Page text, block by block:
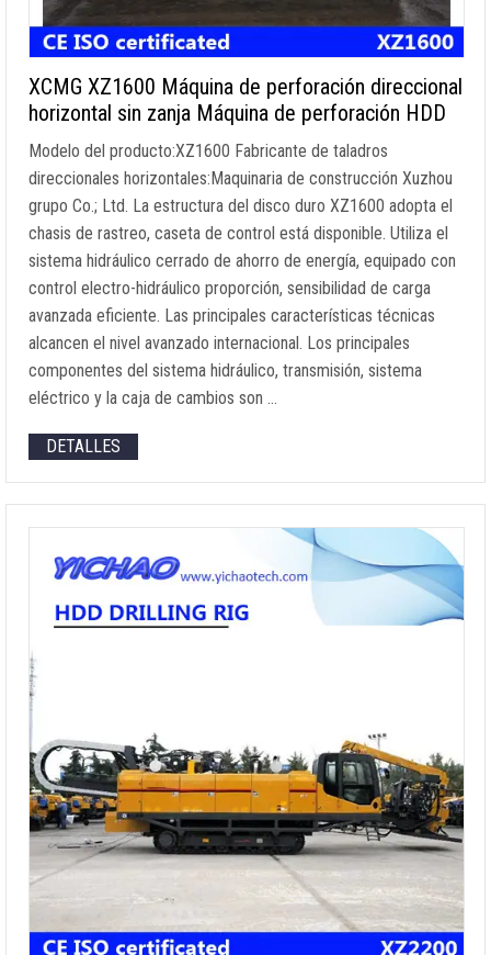
XCMG XZ1600 Máquina de perforación direccional
horizontal sin zanja Máquina de perforación HDD
Modelo del producto:XZ1600 Fabricante de taladros
direccionales horizontales:Maquinaria de construcción Xuzhou
grupo Co.; Ltd. La estructura del disco duro XZ1600 adopta el
chasis de rastreo, caseta de control está disponible. Utiliza el
sistema hidráulico cerrado de ahorro de energía, equipado con
control electro-hidráulico proporción, sensibilidad de carga
avanzada eficiente. Las principales características técnicas
alcancen el nivel avanzado internacional. Los principales
componentes del sistema hidráulico, transmisión, sistema
eléctrico y la caja de cambios son …
DETALLES